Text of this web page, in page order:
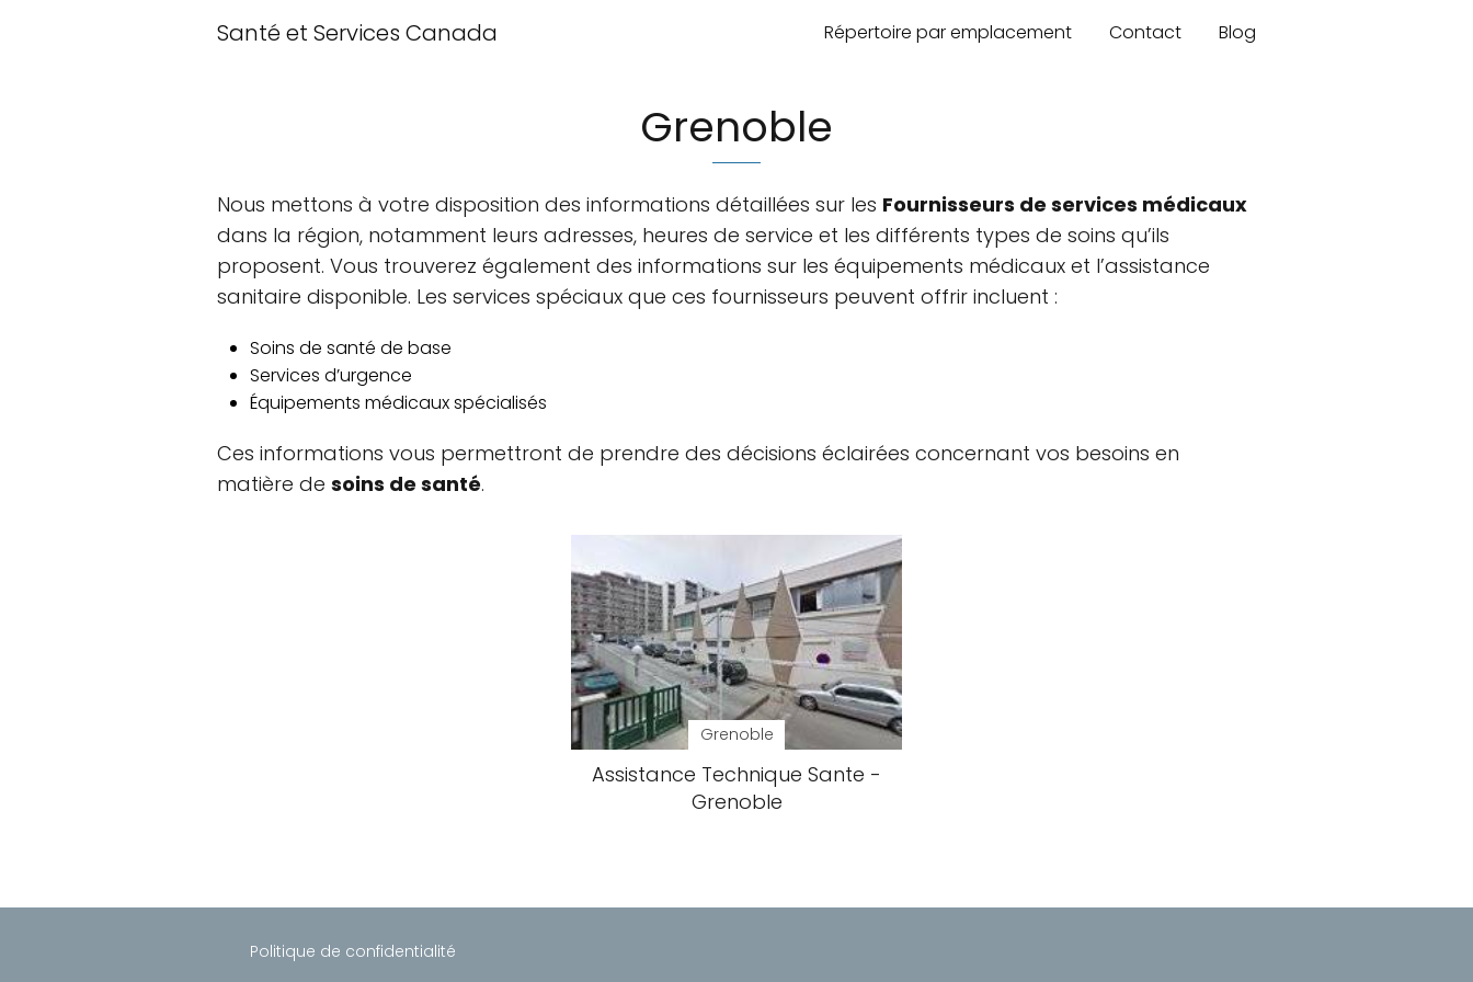
Santé et Services Canada Répertoire par emplacement Contact Blog
Grenoble
Nous mettons à votre disposition des informations détaillées sur les Fournisseurs de services médicaux
dans la région, notamment leurs adresses, heures de service et les différents types de soins qu’ils
proposent. Vous trouverez également des informations sur les équipements médicaux et l’assistance
sanitaire disponible. Les services spéciaux que ces fournisseurs peuvent offrir incluent :
Soins de santé de base
Services d’urgence
Équipements médicaux spécialisés
Ces informations vous permettront de prendre des décisions éclairées concernant vos besoins en
matière de soins de santé.
Grenoble
Assistance Technique Sante -
Grenoble
Politique de confidentialité